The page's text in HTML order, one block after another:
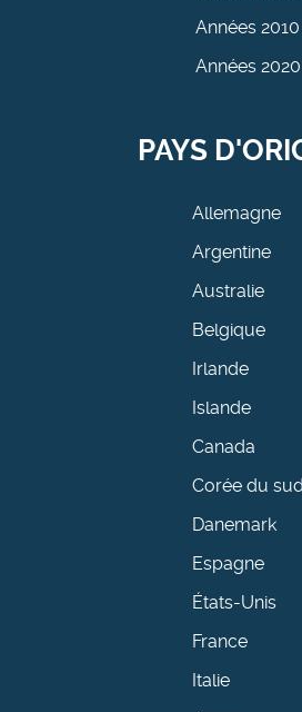
Années 2010
Années 2020
PAYS
Allemagne
Argentine
Australie
Belgique
Irlande
Islande
Canada
Corée du sud
Danemark
Espagne
États-Unis
France
Italie